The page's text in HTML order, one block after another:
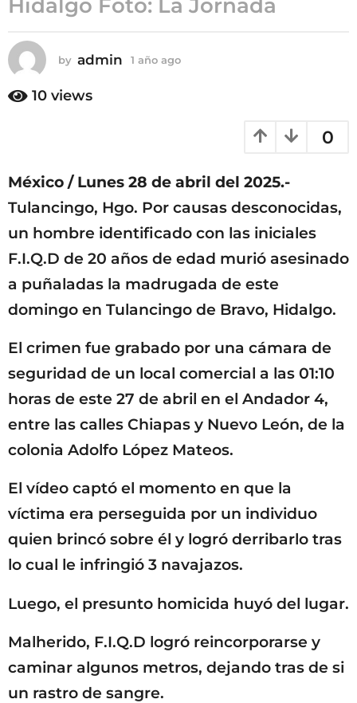
ñ
a
g
o
Hidalgo Foto: La Jornada
by admin 1 año ago
10 views
0
México / Lunes 28 de abril del 2025.-
Tulancingo, Hgo. Por causas desconocidas,
un hombre identificado con las iniciales
F.I.Q.D de 20 años de edad murió asesinado
a puñaladas la madrugada de este
domingo en Tulancingo de Bravo, Hidalgo.
El crimen fue grabado por una cámara de
seguridad de un local comercial a las 01:10
horas de este 27 de abril en el Andador 4,
entre las calles Chiapas y Nuevo León, de la
colonia Adolfo López Mateos.
El vídeo captó el momento en que la
víctima era perseguida por un individuo
quien brincó sobre él y logró derribarlo tras
lo cual le infringió 3 navajazos.
Luego, el presunto homicida huyó del lugar.
Malherido, F.I.Q.D logró reincorporarse y
caminar algunos metros, dejando tras de si
un rastro de sangre.